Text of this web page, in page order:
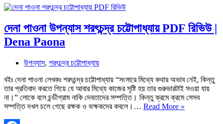
দেনা পাওনা উপন্যাস শরৎচন্দ্র চট্টোপাধ্যায় PDF রিভিউ |
Dena Paona
উপন্যাস, শরৎচন্দ্র চট্টোপাধ্যায়
বইঃ দেনা পাওনা লেখকঃ শরৎচন্দ্র চট্টোপাধ্যায় “সংসারে মিথ্যে কথার অভাব নেই, কিন্তু
তার প্রতিবাদ করতে গিয়ে যে আবার মিথ্যে কাজের সৃষ্টি হয় তার গুরুভারটাই সওয়া যায়
না।” লোকে বলে চন্ডীগ্রাম নাকি দেবতাদের সম্পত্তি। কিন্তু ক্রমে ক্রমে সেসব
সম্পত্তি দখল চলে গেছে রক্ষক ও ভক্ষকদের কবলে।… Read More »